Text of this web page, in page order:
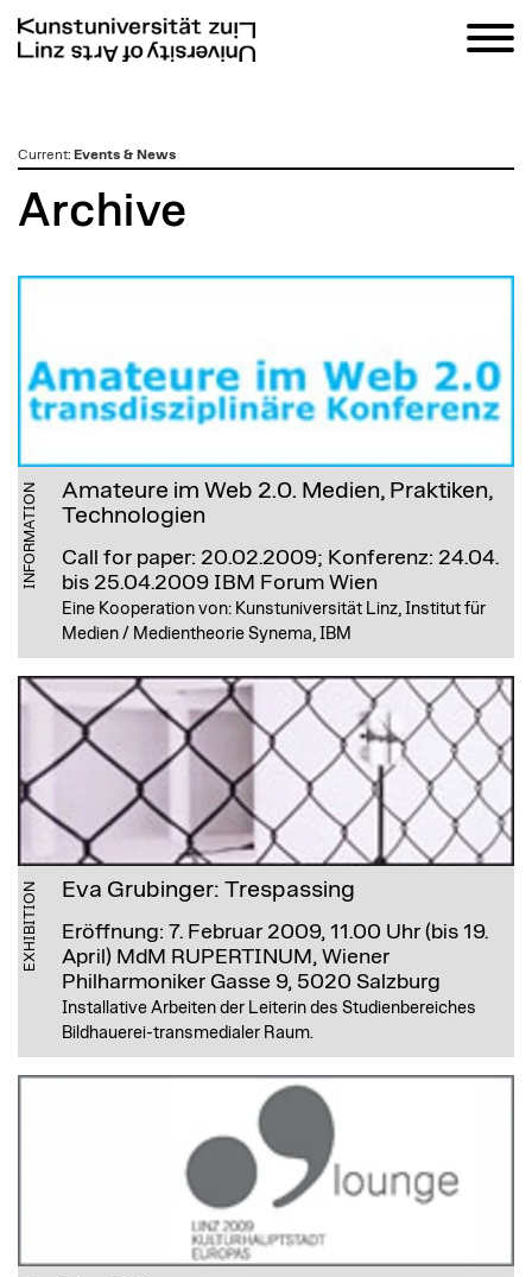
zumCurrent: Events & News
Archive
INFORMATION
Amateure im Web 2.0. Medien, Praktiken,
Technologien
Call for paper: 20.02.2009; Konferenz: 24.04.
bis 25.04.2009 IBM Forum Wien
Eine Kooperation von: Kunstuniversität Linz, Institut für
Medien / Medientheorie Synema, IBM
EXHIBITION Eva Grubinger: Trespassing
Eröffnung: 7. Februar 2009, 11.00 Uhr (bis 19.
April) MdM RUPERTINUM, Wiener
Philharmoniker Gasse 9, 5020 Salzburg
Installative Arbeiten der Leiterin des Studienbereiches
Bildhauerei-transmedialer Raum.